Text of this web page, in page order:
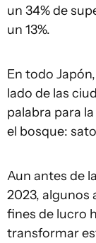
un 34% de
un 13%.
En todo
lado de las
palabra para
el bosque:
Aun antes de
2023, algunos
fines de lucro
transformar